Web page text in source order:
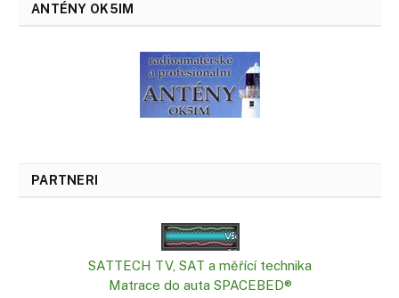
ANTÉNY OK5IM
PARTNERI
SATTECH TV, SAT a měřící technika
Matrace do auta SPACEBED®